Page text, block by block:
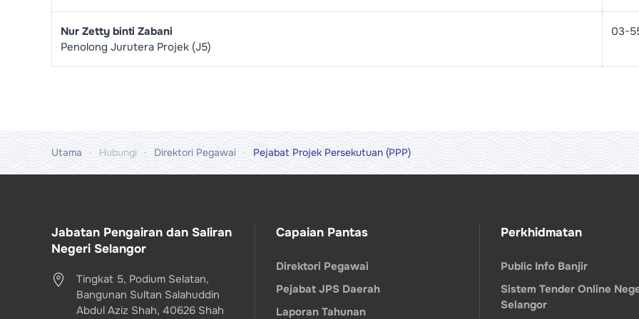
Nur Zetty binti Zabani
Penolong Jurutera Projek (J5)
03-
Utama Hubungi Direktori Pegawai Pejabat Projek Persekutuan (PPP)
Jabatan Pengairan dan Saliran
Negeri Selangor
Tingkat 5, Podium Selatan,
Bangunan Sultan Salahuddin
Abdul Aziz Shah, 40626 Shah
Capaian Pantas
Direktori Pegawai
Pejabat JPS Daerah
Laporan Tahunan
Perkhidmatan
Public Info Banjir
Sistem Tender Online
Selangor